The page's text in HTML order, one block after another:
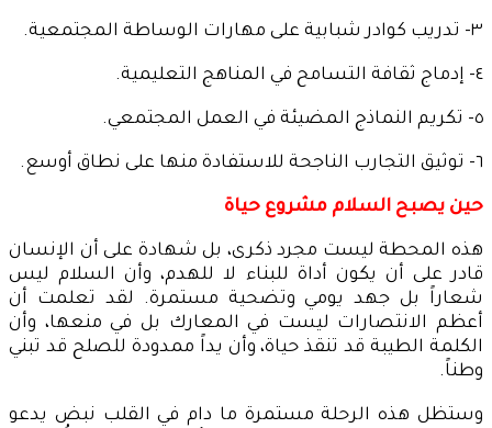
٣- تدريب كوادر شبابية على مهارات الوساطة المجتمعية.
٤- إدماج ثقافة التسامح في المناهج التعليمية.
٥- تكريم النماذج المضيئة في العمل المجتمعي.
٦- توثيق التجارب الناجحة للاستفادة منها على نطاق أوسع.
حين يصبح السلام مشروع حياة
هذه المحطة ليست مجرد ذكرى، بل شهادة على أن الإنسان
قادر على أن يكون أداة للبناء لا للهدم، وأن السلام ليس
شعاراً بل جهد يومي وتضحية مستمرة. لقد تعلمت أن
أعظم الانتصارات ليست في المعارك بل في منعها، وأن
الكلمة الطيبة قد تنقذ حياة، وأن يداً ممدودة للصلح قد تبني
وطناً.
وستظل هذه الرحلة مستمرة ما دام في القلب نبض يدعو